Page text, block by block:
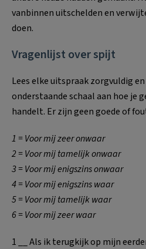
vanbinnen uitschelden en
doen.
Vragenlijst over spijt
Lees elke uitspraak zorgvuldig en
onderstaande schaal aan hoe je
handelt. Er zijn geen goede of
1 = Voor mij zeer onwaar
2 = Voor mij tamelijk onwaar
3 = Voor mij enigszins onwaar
4 = Voor mij enigszins waar
5 = Voor mij tamelijk waar
6 = Voor mij zeer waar
1 __ Als ik terugkijk op mijn